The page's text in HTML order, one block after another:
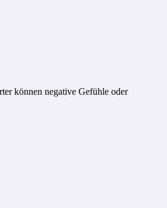
können negative Gefühle oder